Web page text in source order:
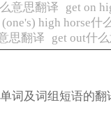
意思翻译 get on
(one's) high horse什
思翻译 get out什
词及词组短语的